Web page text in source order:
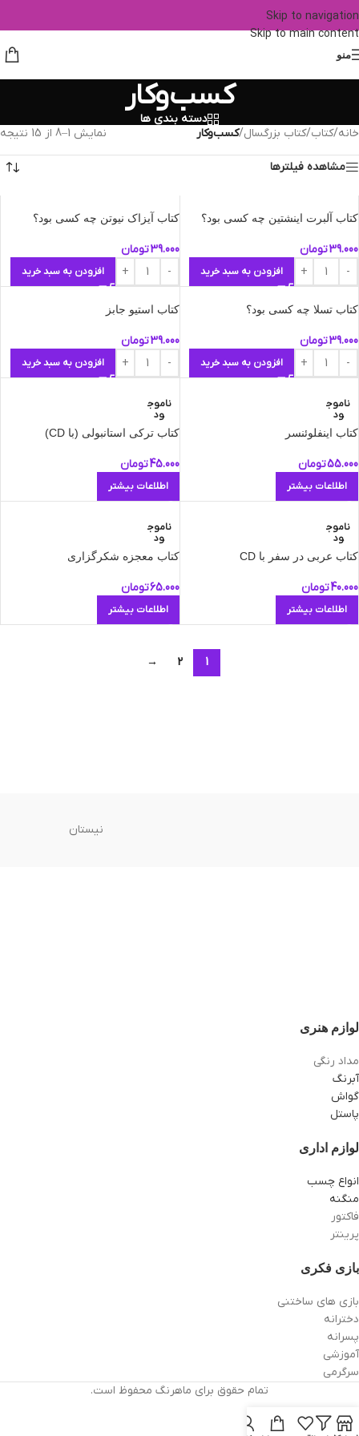
Skip to navigation
Skip to main content
منو
کسب‌وکار
دسته بندی ها
خانه/کتاب/کتاب بزرگسال/کسب‌وکار نمایش 1–8 از 15 نتیجه
مشاهده فیلترها
کتاب آلبرت اینشتین چه کسی بود؟
39.000تومان
افزودن به سبد خرید
کتاب آیزاک نیوتن چه کسی بود؟
39.000تومان
افزودن به سبد خرید
کتاب تسلا چه کسی بود؟
39.000تومان
افزودن به سبد خرید
کتاب استیو جابز
39.000تومان
افزودن به سبد خرید
ناموج
ود
کتاب اينفلوئنسر
55.000تومان
اطلاعات بیشتر
ناموج
ود
کتاب ترکی استانبولی (با CD)
45.000تومان
اطلاعات بیشتر
ناموج
ود
کتاب عربی در سفر با CD
40.000تومان
اطلاعات بیشتر
ناموج
ود
کتاب معجزه شکرگزاری
65.000تومان
اطلاعات بیشتر
1
2
→
نیستان
لوازم هنری
مداد رنگی
آبرنگ
گواش
پاستل
لوازم اداری
انواع چسب
منگنه
فاکتور
پرینتر
بازی فکری
بازی های ساختنی
دخترانه
پسرانه
آموزشی
سرگرمی
تمام حقوق برای ماهرنگ محفوظ است.